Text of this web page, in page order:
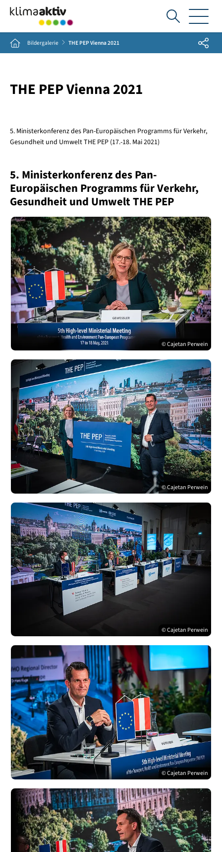
Ich
suche...
Home Bildergalerie THE PEP Vienna 2021 Share
THE PEP Vienna 2021
5. Ministerkonferenz des Pan-Europäischen Programms für Verkehr,
Gesundheit und Umwelt THE PEP (17.-18. Mai 2021)
5. Ministerkonferenz des Pan-
Europäischen Programms für Verkehr,
Gesundheit und Umwelt THE PEP
© Cajetan Perwein
© Cajetan Perwein
© Cajetan Perwein
© Cajetan Perwein